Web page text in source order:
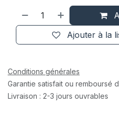
Ajouter à la
Conditions générales
Garantie satisfait ou remboursé
Livraison : 2-3 jours ouvrables